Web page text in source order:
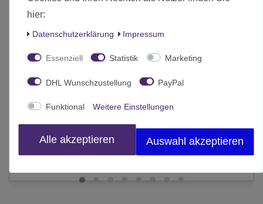
13,70 € *
In den Warenkorb
hier:
Daten­schutz­erklärung Impressum
Essenziell Statistik Marketing
DHL Wunschzustellung PayPal
Funktional Weitere Einstellungen
Alle akzeptieren Auswahl akzeptieren